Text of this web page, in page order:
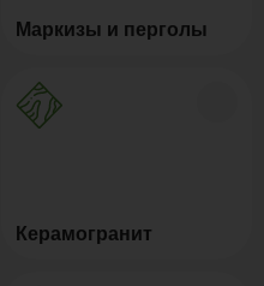
Маркизы и перголы
Керамогранит